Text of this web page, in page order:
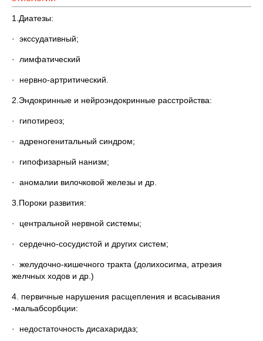
1.Диатезы:
· экссудативный;
· лимфатический
· нервно-артритический.
2.Эндокринные и нейроэндокринные расстройства:
· гипотиреоз;
· адреногенитальный синдром;
· гипофизарный нанизм;
· аномалии вилочковой железы и др.
3.Пороки развития:
· центральной нервной системы;
· сердечно-сосудистой и других систем;
· желудочно-кишечного тракта (долихосигма, атрезия
желчных ходов и др.)
4. первичные нарушения расщепления и всасывания
-мальабсорбции:
· недостаточность дисахаридаз;